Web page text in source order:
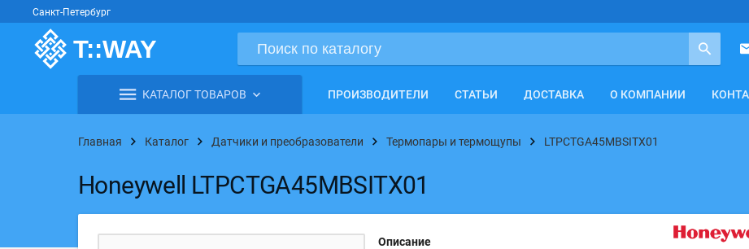
Санкт-Петербург
КАТАЛОГ ТОВАРОВ ПРОИЗВОДИТЕЛИ СТАТЬИ ДОСТАВКА О КОМПАНИИ
Главная Каталог Датчики и преобразователи Термопары и термощупы LTPCTGA45MBSITX01
Honeywell LTPCTGA45MBSITX01
Описание